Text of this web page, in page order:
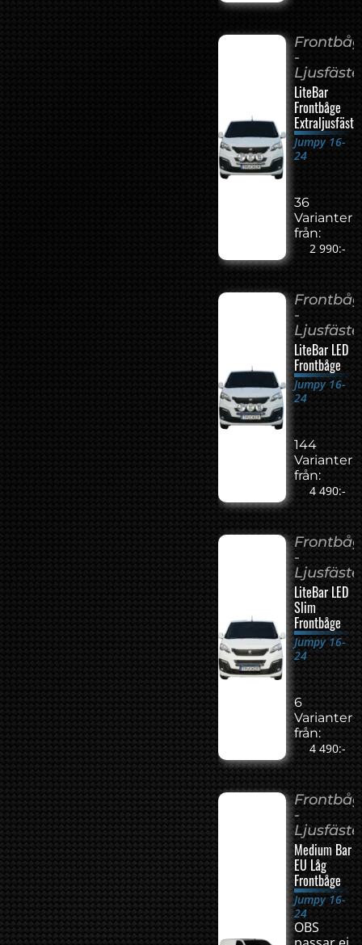
-
Ljusfäste
LiteBar
Frontbåge
Extraljusfäste
Jumpy 16-
24
36
Varianter
från:
2 990:-
-
Ljusfäste
LiteBar LED
Frontbåge
Jumpy 16-
24
144
Varianter
från:
4 490:-
-
Ljusfäste
LiteBar LED
Slim
Frontbåge
Jumpy 16-
24
6
Varianter
från:
4 490:-
-
Ljusfäste
Medium Bar
EU Låg
Frontbåge
Jumpy 16-
24
OBS